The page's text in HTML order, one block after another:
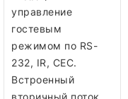
управление
гостевым
режимом по RS-
232, IR, CEC.
Встроенный
вторичный поток